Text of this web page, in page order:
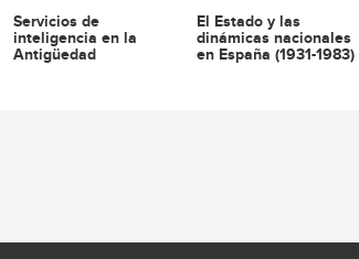
Servicios de
inteligencia en la
Antigüedad
El Estado y las
dinámicas nacionales
en España (1931-1983)